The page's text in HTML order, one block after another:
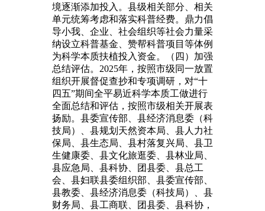
境逐渐添加投入。县级相关部分、相关
单元统筹考虑和落实科普经费。鼎力倡
导小我、企业、社会组织等社会力量采
纳设立科普基金、赞帮科普项目等体例
为科学本质扶植投入资金。（四）加强
总结评估。2025年，按照市级同一放置
组织开展督促查抄和专项调研，对“十
四五”期间全平易近科学本质工做进行
全面总结和评估，按照市级相关开展表
扬励。县委宣传部、县经济消息委（科
技局）、县规划天然资本局、县人力社
保局、县生态局、县村落复兴局、县卫
生健康委、县文化旅逛委、县林业局、
县应急局、县科协、团县委、县总工
会、县妇联县委组织部、县委宣传部、
县教委、县经济消息委（科技局）、县
财务局、县工商联、团县委、县科协，